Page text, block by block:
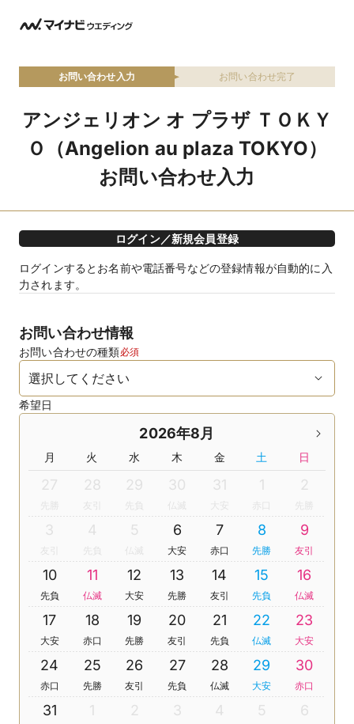
お問い合わせ入力 お問い合わせ完了
アンジェリオン オ プラザ ＴＯＫＹ
Ｏ（Angelion au plaza TOKYO）
お問い合わせ入力
ログイン／新規会員登録
ログインするとお名前や電話番号などの登録情報が自動的に入
力されます。
お問い合わせ情報
お問い合わせの種類必須
希望日
2026年8月
月 火 水 木 金 土 日
27 28
友引
29
先負
30
仏滅
31
大安
1 2
3
友引
4
先負
5
仏滅
6
大安
7
赤口
8
先勝
9
友引
10
先負
11
仏滅
12
大安
13
先勝
14
友引
15
先負
16
仏滅
17
大安
18
赤口
19
先勝
20
友引
21
先負
22
仏滅
23
大安
24
赤口
25
先勝
26
友引
27
先負
28
仏滅
29
大安
30
赤口
31 1 2 3 4 5 6